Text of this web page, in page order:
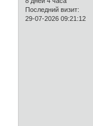
Последний визит:
29-07-2026 09:21:12